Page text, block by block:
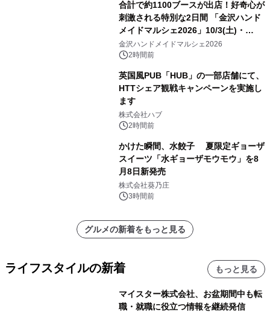
合計で約1100ブースが出店！好奇心が
刺激される特別な2日間 「金沢ハンド
メイドマルシェ2026」10/3(土)・
10/4(日)開催
金沢ハンドメイドマルシェ2026
2時間前
英国風PUB「HUB」の一部店舗にて、
HTTシェア観戦キャンペーンを実施し
ます
株式会社ハブ
2時間前
かけた瞬間、水餃子 夏限定ギョーザ
スイーツ「水ギョーザモウモウ」を8
月8日新発売
株式会社葵乃庄
3時間前
グルメの新着をもっと見る
ライフスタイルの新着 もっと見る
マイスター株式会社、お盆期間中も転
職・就職に役立つ情報を継続発信